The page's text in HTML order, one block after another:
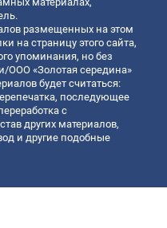
размещенных на этом
на страницу этого сайта,
упоминания, но без
ООО «Золотая середина»
будет считаться:
последующее
с
других материалов,
и другие подобные